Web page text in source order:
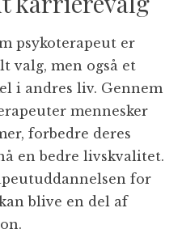
psykoterapeut er
valg, men også et
i andres liv. Gennem
mennesker
forbedre deres
en bedre livskvalitet.
for
blive en del af